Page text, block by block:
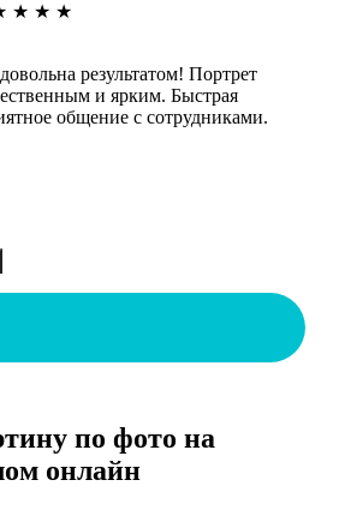
★ ★ ★
результатом! Портрет
и ярким. Быстрая
общение с сотрудниками.
по фото на
онлайн